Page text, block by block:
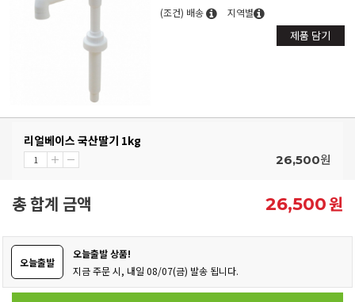
(조건) 배송 지역별
제품 담기
리얼베이스 국산딸기 1kg
26,500원
총 합계 금액 26,500원
오늘출발
오늘출발 상품!
지금 주문 시, 내일 08/07(금) 발송 됩니다.